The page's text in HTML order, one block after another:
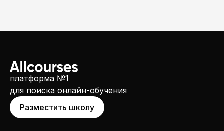
платформа №1
для поиска онлайн-обучения
Разместить школу